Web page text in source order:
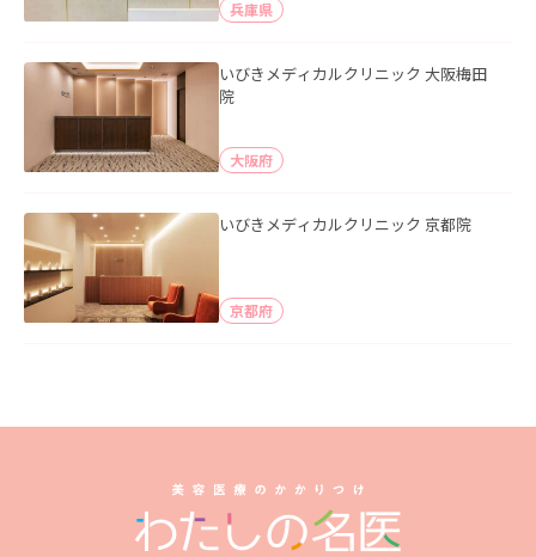
兵庫県
いびきメディカルクリニック 大阪梅田
院
大阪府
いびきメディカルクリニック 京都院
京都府